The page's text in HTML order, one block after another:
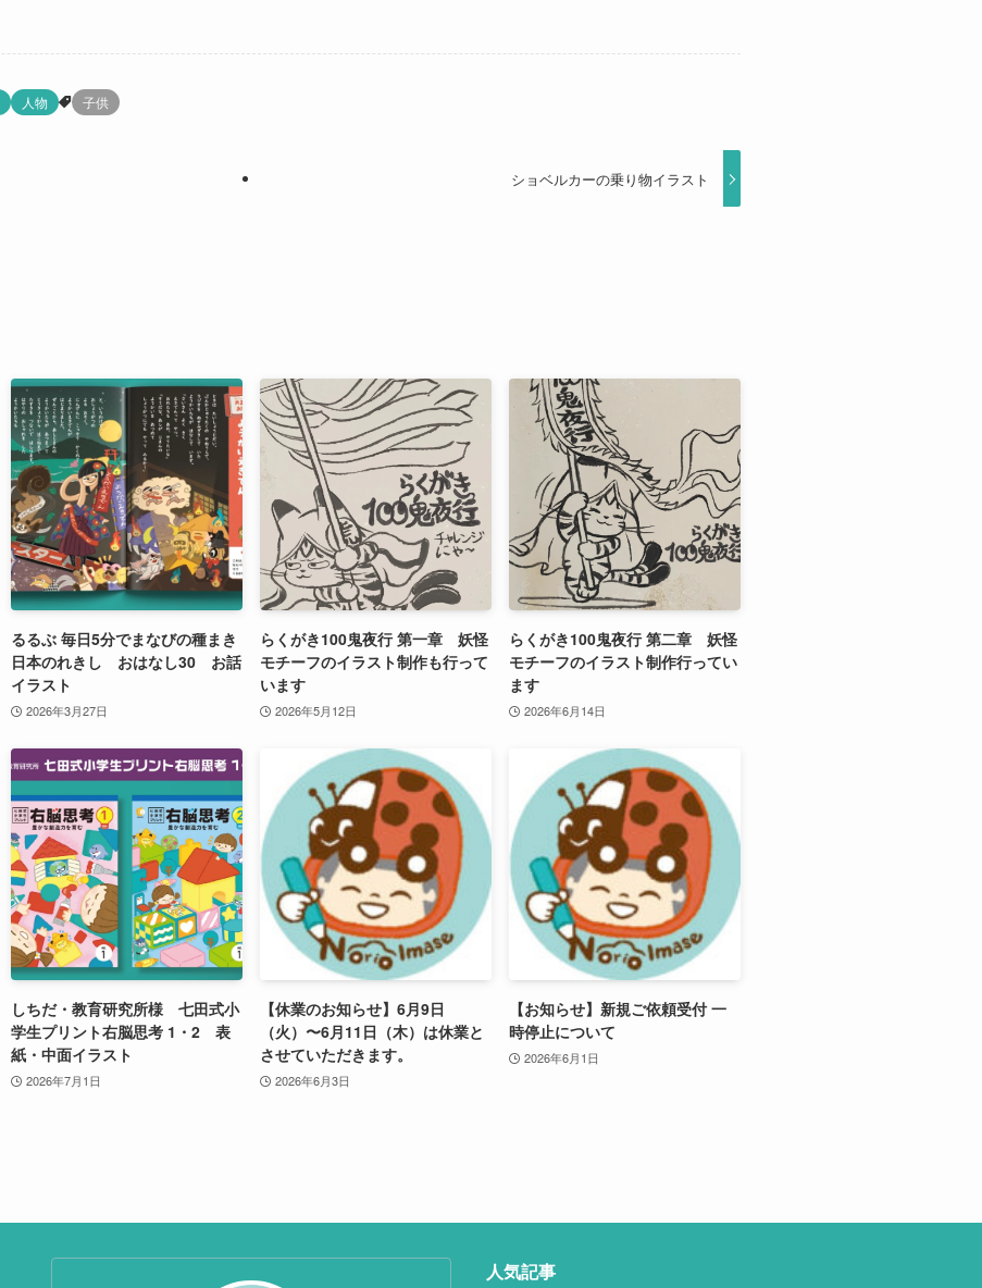
人物 子供
ショベルカーの乗り物イラスト
るるぶ 毎日5分でまなびの種まき
日本のれきし おはなし30 お話
イラスト
2026年3月27日
らくがき100鬼夜行 第一章 妖怪
モチーフのイラスト制作も行って
います
2026年5月12日
らくがき100鬼夜行 第二章 妖怪
モチーフのイラスト制作行ってい
ます
2026年6月14日
しちだ・教育研究所様 七田式小
学生プリント右脳思考 1・2 表
紙・中面イラスト
2026年7月1日
【休業のお知らせ】6月9日
（火）〜6月11日（木）は休業と
させていただきます。
2026年6月3日
【お知らせ】新規ご依頼受付 一
時停止について
2026年6月1日
人気記事